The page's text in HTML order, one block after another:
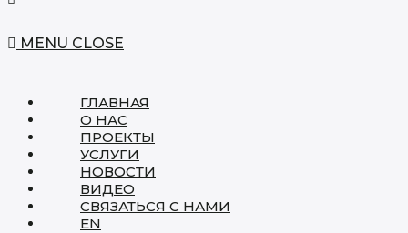
MENU CLOSE
ГЛАВНАЯ
О НАС
ПРОЕКТЫ
УСЛУГИ
НОВОСТИ
ВИДЕО
СВЯЗАТЬСЯ С НАМИ
EN